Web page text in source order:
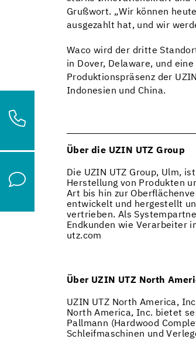
Grußwort. „Wir können
ausgezahlt hat, und wir
Waco wird der dritte
in Dover, Delaware, und
Produktionspräsenz der
Indonesien und China.
Über die UZIN UTZ Group
Die UZIN UTZ Group, Ulm,
Herstellung von Produkten
Art bis hin zur
entwickelt und hergestellt
vertrieben. Als
Endkunden wie Verarbeiter
utz.com
Über UZIN UTZ North
UZIN UTZ North America,
North America, Inc. bietet
Pallmann (Hardwood
Schleifmaschinen und